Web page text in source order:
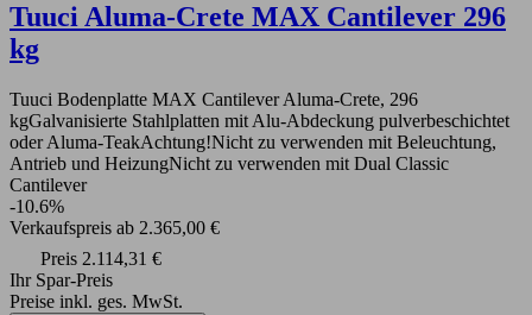
Tuuci Aluma-Crete MAX Cantilever 296
kg
Tuuci Bodenplatte MAX Cantilever Aluma-Crete, 296
kgGalvanisierte Stahlplatten mit Alu-Abdeckung pulverbeschichtet
oder Aluma-TeakAchtung!Nicht zu verwenden mit Beleuchtung,
Antrieb und HeizungNicht zu verwenden mit Dual Classic
Cantilever
-10.6%
Verkaufspreis ab 2.365,00 €
Preis 2.114,31 €
Ihr Spar-Preis
Preise inkl. ges. MwSt.